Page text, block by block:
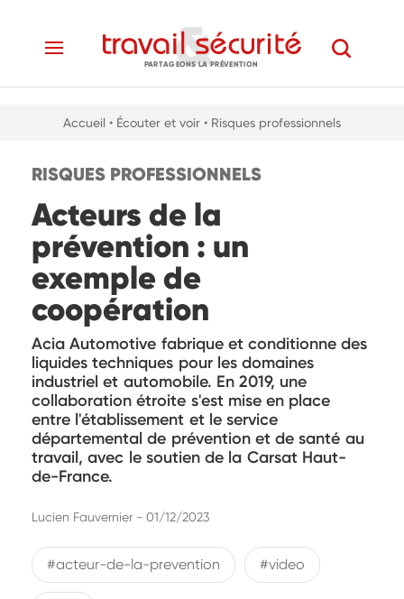
PARTAGEONS LA PRÉVENTION
Accueil • Écouter et voir • Risques professionnels
RISQUES PROFESSIONNELS
Acteurs de la
prévention : un
exemple de
coopération
Acia Automotive fabrique et conditionne des
liquides techniques pour les domaines
industriel et automobile. En 2019, une
collaboration étroite s'est mise en place
entre l'établissement et le service
départemental de prévention et de santé au
travail, avec le soutien de la Carsat Haut-
de-France.
Lucien Fauvernier - 01/12/2023
#acteur-de-la-prevention #video